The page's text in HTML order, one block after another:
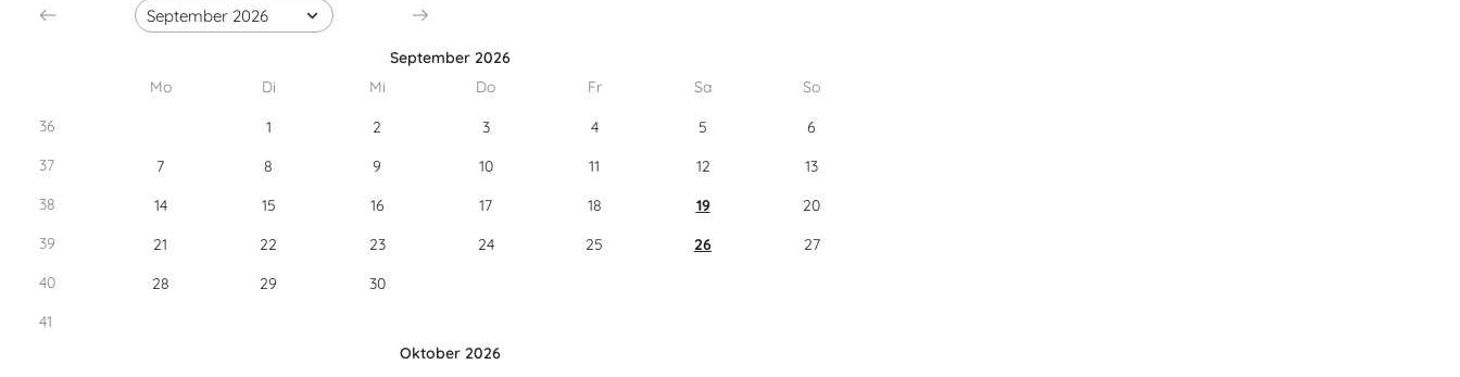
September 2026
Mo
Di Mi Do Fr Sa
So
36
1 2 3 4 5
6
37
7 8 9 10 11 12
13
38
14 15 16 17 18 19
20
39
21 22 23 24 25 26
27
40
28 29
30
41
Oktober 2026